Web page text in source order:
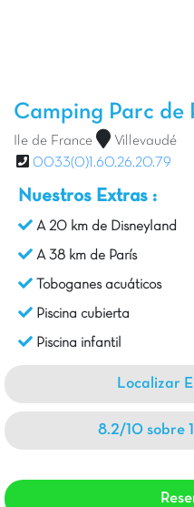
Camping Parc de
Ile de France
Villevaudé
0033(0)1.60.26.20.79
Nuestros Extras :
A 20 km de Disneyland
A 38 km de París
Toboganes acuáticos
Piscina cubierta
Piscina infantil
Localizar
8.2/10 sobre